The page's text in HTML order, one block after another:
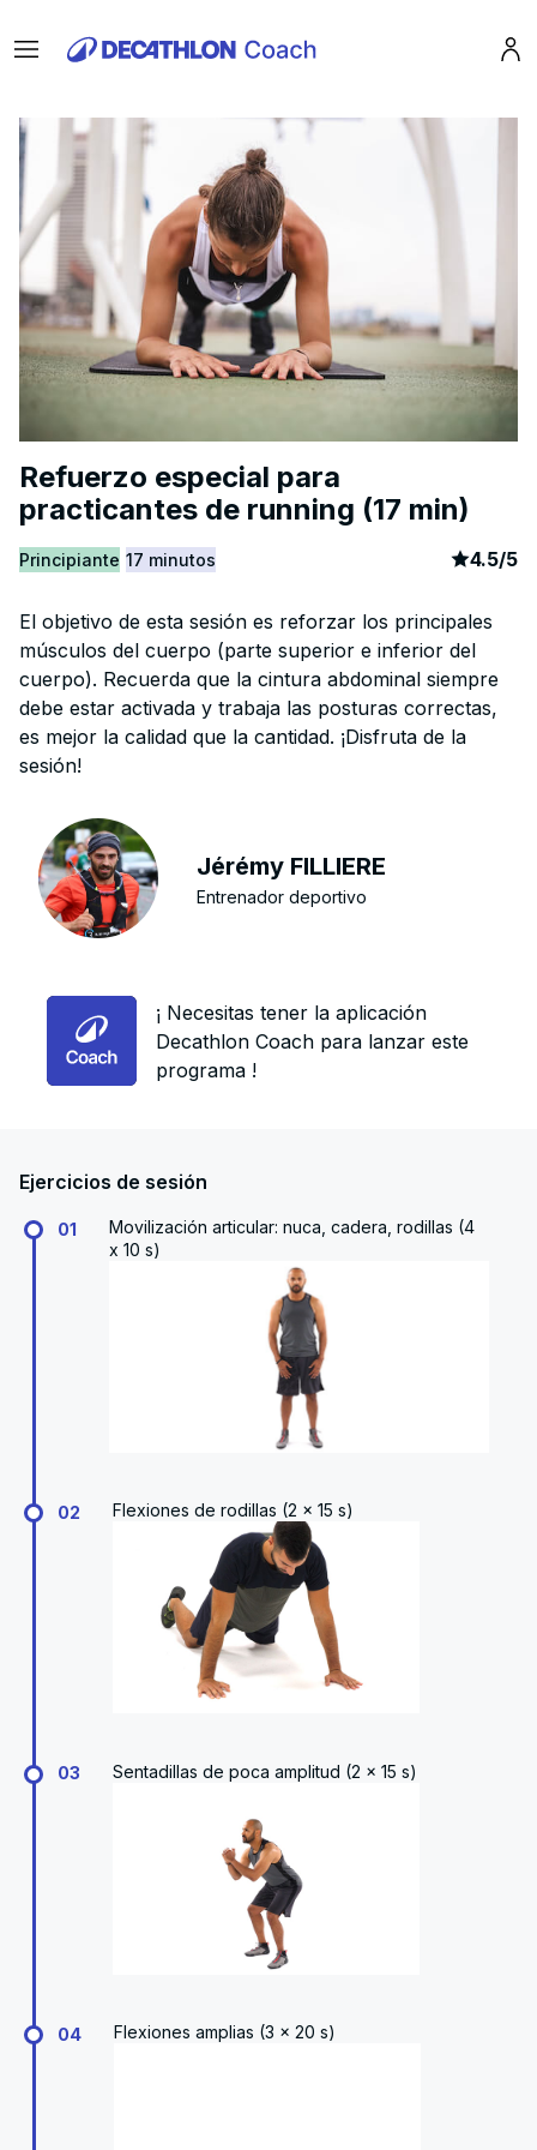
Menu
Refuerzo especial para
practicantes de running (17 min)
Principiante 17 minutos article
4.5/5
El objetivo de esta sesión es reforzar los principales
músculos del cuerpo (parte superior e inferior del
cuerpo). Recuerda que la cintura abdominal siempre
debe estar activada y trabaja las posturas correctas,
es mejor la calidad que la cantidad. ¡Disfruta de la
sesión!
Jérémy FILLIERE
Entrenador deportivo
¡ Necesitas tener la aplicación
Decathlon Coach para lanzar este
programa !
Ejercicios de sesión
01
Movilización articular: nuca, cadera, rodillas (4
x 10 s)
02 Flexiones de rodillas (2 x 15 s)
03 Sentadillas de poca amplitud (2 x 15 s)
04 Flexiones amplias (3 x 20 s)